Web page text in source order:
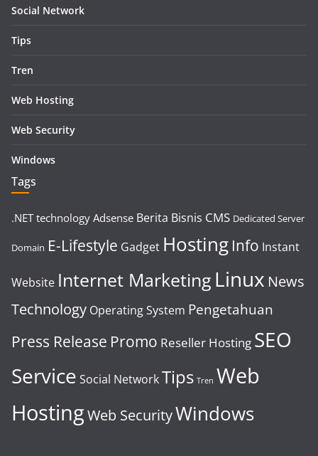
Social Network
Tips
Tren
Web Hosting
Web Security
Windows
Tags
.NET technology Adsense Berita Bisnis CMS Dedicated Server
Domain E-Lifestyle Gadget Hosting Info Instant
Website Internet Marketing Linux News
Technology Operating System Pengetahuan
Press Release Promo Reseller Hosting SEO
Service Social NetworkTips Tren Web
HostingWeb SecurityWindows